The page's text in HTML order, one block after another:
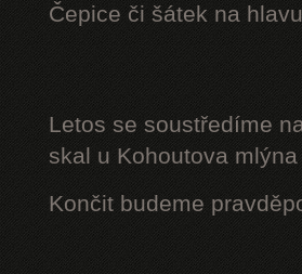
Čepice či šátek na
Letos se soustředíme
skal u Kohoutova
Končit budeme